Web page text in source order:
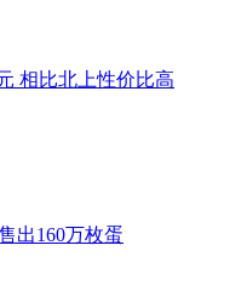
相比北上性价比高
出160万枚蛋